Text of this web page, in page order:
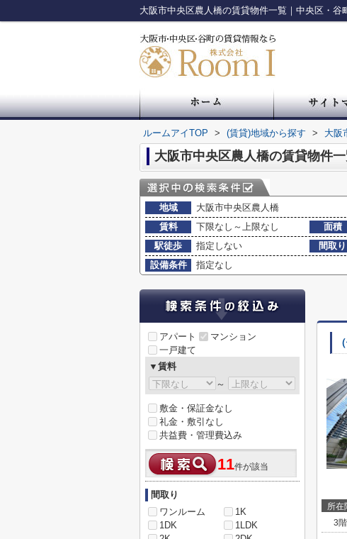
大阪市中央区農人橋の賃貸物件一覧｜中央区・谷
ルームアイTOP > (賃貸)地域から探す > 大阪
大阪市中央区農人橋の賃貸物件
地域
大阪市中央区農人橋
賃料
下限なし～上限なし 面積
駅徒歩
指定しない 間取り
設備条件
指定なし
所在
3階
アパート
マンション
一戸建て
▼賃料
～
敷金・保証金なし
礼金・敷引なし
共益費・管理費込み
11件が該当
間取り
ワンルーム
1K
1DK
1LDK